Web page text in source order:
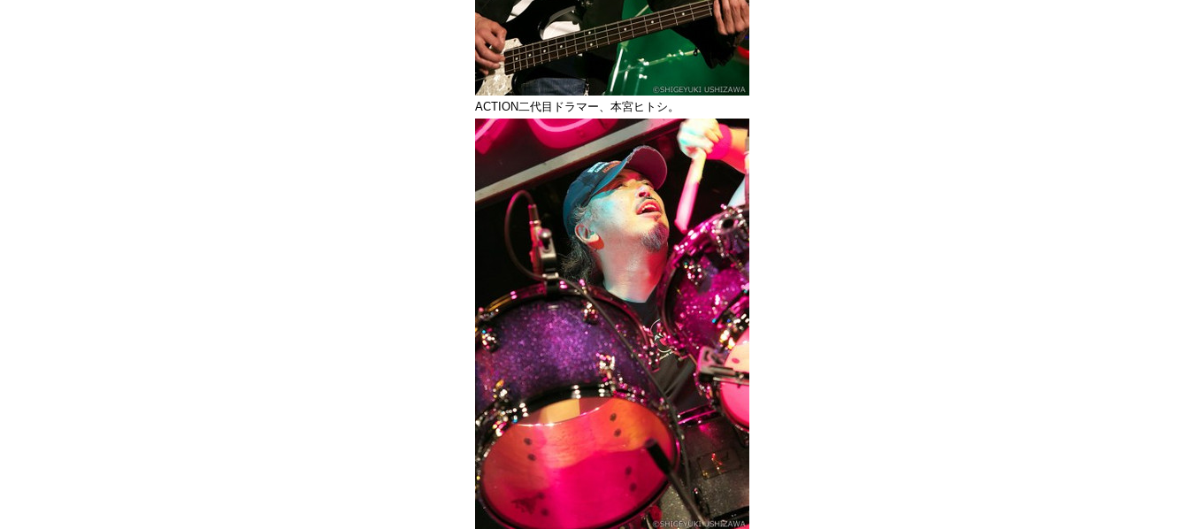
ACTION二代目ドラマー、本宮ヒトシ。